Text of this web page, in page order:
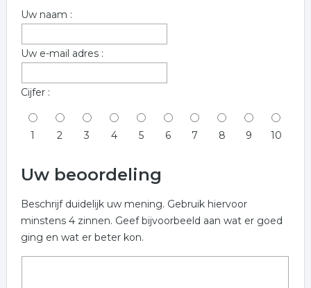
Uw naam :
Uw e-mail adres :
Cijfer :
1 2 3 4 5 6 7 8 9 10
Uw beoordeling
Beschrijf duidelijk uw mening. Gebruik hiervoor
minstens 4 zinnen. Geef bijvoorbeeld aan wat er goed
ging en wat er beter kon.